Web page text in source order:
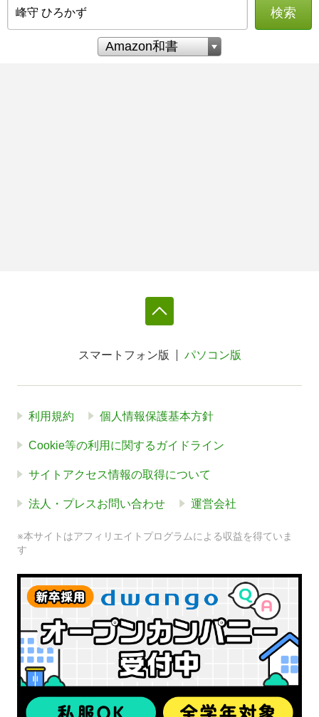
検索
スマートフォン版 パソコン版
利用規約 個人情報保護基本方針
Cookie等の利用に関するガイドライン
サイトアクセス情報の取得について
法人・プレスお問い合わせ 運営会社
※本サイトはアフィリエイトプログラムによる収益を得ていま
す